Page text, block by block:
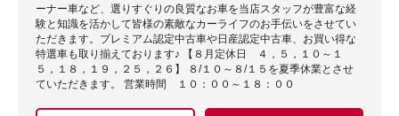
ーナー車など、選りすぐりの良質なお車を当店スタッフが豊富な経
験と知識を活かして皆様の素敵なカーライフのお手伝いをさせてい
ただきます。プレミアム認定中古車や日産認定中古車、お買い得な
特選車も取り揃えております♪ 【８月定休日 ４，５，１０～１
５，１８，１９，２５，２６】 ８/１０～８/１５を夏季休業とさせ
ていただきます。 営業時間 １０：００～１８：００